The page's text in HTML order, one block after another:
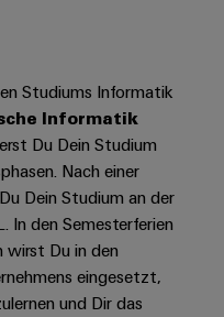
Studiums Informatik
Informatik
Du Dein Studium
Nach einer
Dein Studium an der
In den Semesterferien
wirst Du in den
eingesetzt,
und Dir das